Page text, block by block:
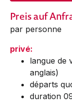
Preis auf
par personne
privé:
langue de
anglais)
départs
duration